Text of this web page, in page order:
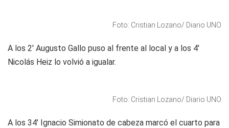
Foto: Cristian Lozano/ Diario UNO
A los 2' Augusto Gallo puso al frente al local y a los 4'
Nicolás Heiz lo volvió a igualar.
Foto: Cristian Lozano/ Diario UNO
A los 34' Ignacio Simionato de cabeza marcó el cuarto para